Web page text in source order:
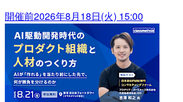
開催前2026年8月18日(火) 15:00